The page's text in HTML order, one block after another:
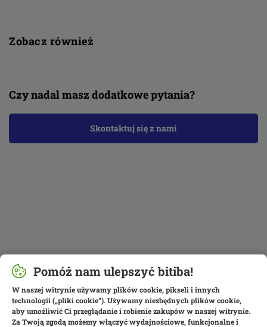
Zobacz również
Czy nadal masz dodatkowe pytania?
Skontaktuj się z nami
Pomóż nam ulepszyć bitiba!
W naszej witrynie używamy plików cookie, pikseli i innych
technologii („pliki cookie”). Używamy niezbędnych plików cookie,
aby umożliwić Ci przeglądanie i robienie zakupów w naszej witrynie.
Za Twoją zgodą możemy włączyć wydajnościowe, funkcjonalne i